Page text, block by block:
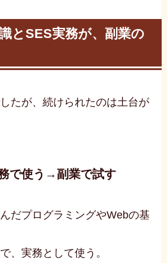
とSES実務が、副業の
たが、続けられたのは土台が
で使う→副業で試す
だプログラミングやWebの基
、実務として使う。